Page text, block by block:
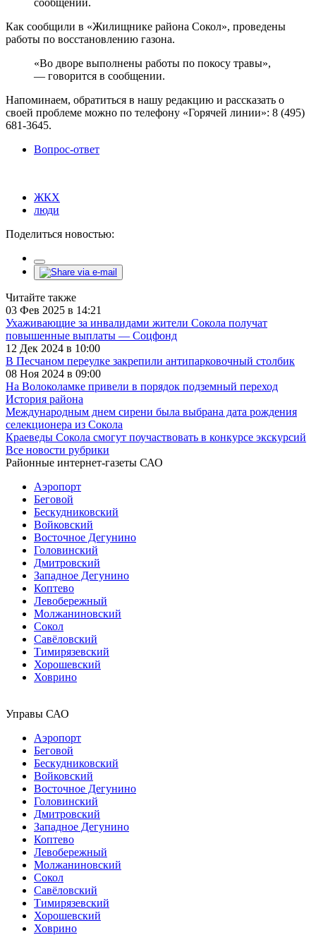
Как сообщили в «Жилищнике района Сокол», проведены
работы по восстановлению газона.
«Во дворе выполнены работы по покосу травы»,
— говорится в сообщении.
Напоминаем, обратиться в нашу редакцию и рассказать о
своей проблеме можно по телефону «Горячей линии»: 8 (495)
681-3645.
Вопрос-ответ
ЖКХ
люди
Поделиться новостью:
Читайте также
03 Фев 2025 в 14:21
Ухаживающие за инвалидами жители Сокола получат
повышенные выплаты — Соцфонд
12 Дек 2024 в 10:00
В Песчаном переулке закрепили антипарковочный столбик
08 Ноя 2024 в 09:00
На Волоколамке привели в порядок подземный переход
История района
Международным днем сирени была выбрана дата рождения
селекционера из Сокола
Краеведы Сокола смогут поучаствовать в конкурсе экскурсий
Все новости рубрики
Районные интернет-газеты САО
Аэропорт
Беговой
Бескудниковский
Войковский
Восточное Дегунино
Головинский
Дмитровский
Западное Дегунино
Коптево
Левобережный
Молжаниновский
Сокол
Савёловский
Тимирязевский
Хорошевский
Ховрино
Управы САО
Аэропорт
Беговой
Бескудниковский
Войковский
Восточное Дегунино
Головинский
Дмитровский
Западное Дегунино
Коптево
Левобережный
Молжаниновский
Сокол
Савёловский
Тимирязевский
Хорошевский
Ховрино